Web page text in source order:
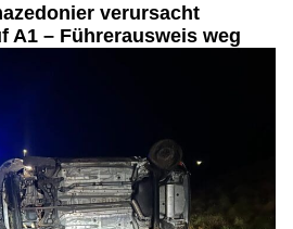
verursacht
A1 – Führerausweis weg